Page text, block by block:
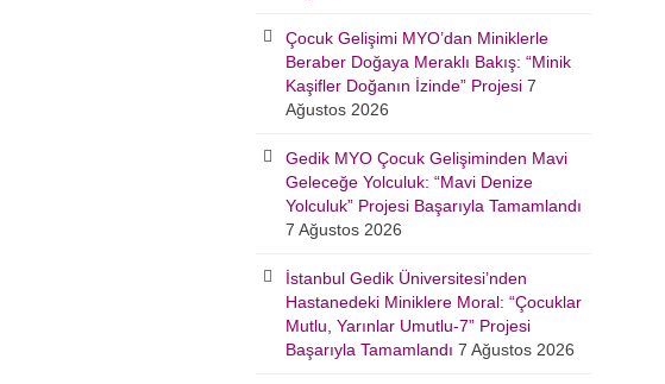
Çocuk Gelişimi MYO’dan Miniklerle
Beraber Doğaya Meraklı Bakış: “Minik
Kaşifler Doğanın İzinde” Projesi 7
Ağustos 2026
Gedik MYO Çocuk Gelişiminden Mavi
Geleceğe Yolculuk: “Mavi Denize
Yolculuk” Projesi Başarıyla Tamamlandı
7 Ağustos 2026
İstanbul Gedik Üniversitesi’nden
Hastanedeki Miniklere Moral: “Çocuklar
Mutlu, Yarınlar Umutlu-7” Projesi
Başarıyla Tamamlandı 7 Ağustos 2026